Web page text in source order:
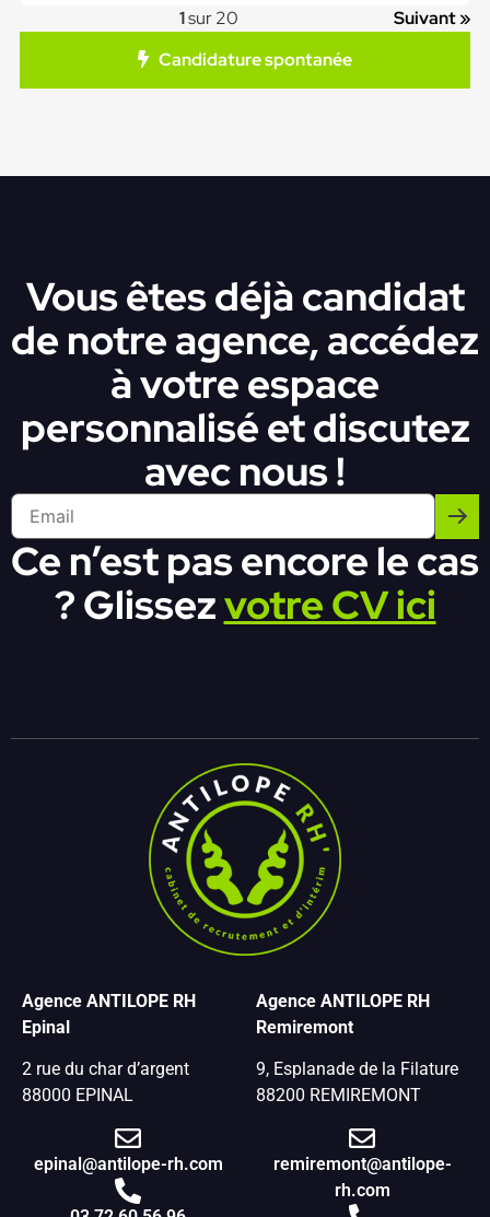
1sur 20
Suivant »
Candidature spontanée
Vous êtes déjà candidat
de notre agence, accédez
à votre espace
personnalisé et discutez
avec nous !
Ce n’est pas encore le cas
? Glissezvotre CV ici
Agence ANTILOPE RH
Epinal
2 rue du char d’argent
88000 EPINAL
epinal@antilope-rh.com
Agence ANTILOPE RH
Remiremont
9, Esplanade de la Filature
88200 REMIREMONT
remiremont@antilope-
rh.com